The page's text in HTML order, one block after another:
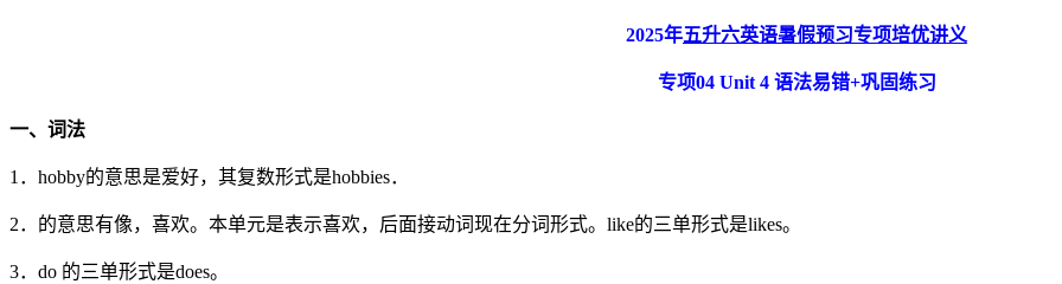
2025年五升六英语暑假预习专项培优讲义
专项04 Unit 4 语法易错+巩固练习
一、词法
1．hobby的意思是爱好，其复数形式是hobbies．
2．的意思有像，喜欢。本单元是表示喜欢，后面接动词现在分词形式。like的三单形式是likes。
3．do 的三单形式是does。